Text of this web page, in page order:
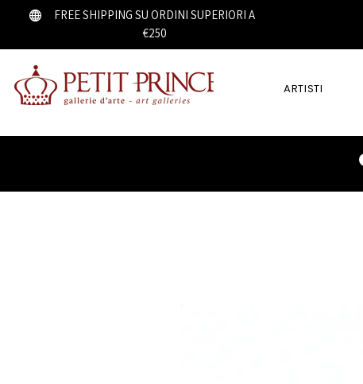
FREE SHIPPING SU ORDINI SUPERIORI A
€250
ARTISTI